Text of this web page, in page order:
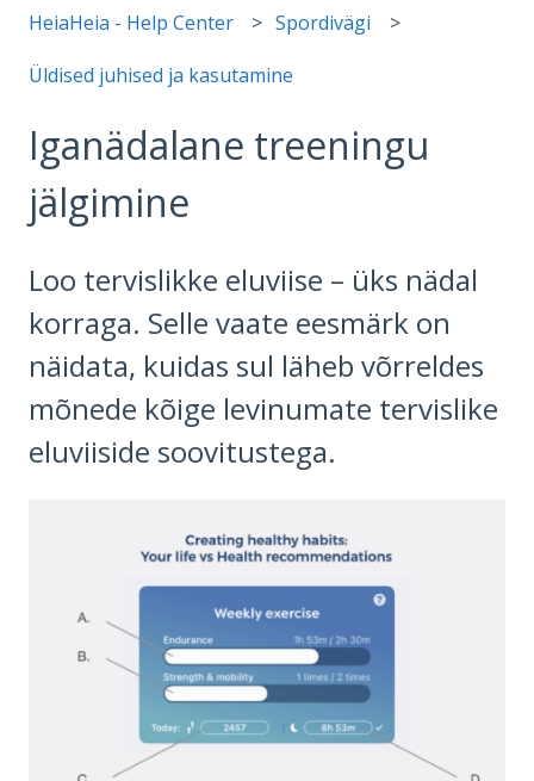
HeiaHeia - Help Center Spordivägi
Üldised juhised ja kasutamine
Iganädalane treeningu
jälgimine
Loo tervislikke eluviise – üks nädal
korraga. Selle vaate eesmärk on
näidata, kuidas sul läheb võrreldes
mõnede kõige levinumate tervislike
eluviiside soovitustega.